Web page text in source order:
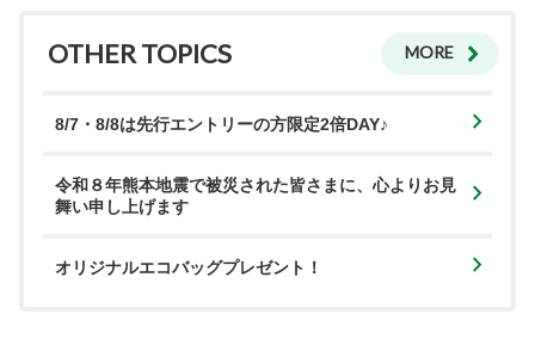
OTHER TOPICS MORE
8/7・8/8は先行エントリーの方限定2倍DAY♪
令和８年熊本地震で被災された皆さまに、心よりお見
舞い申し上げます
オリジナルエコバッグプレゼント！